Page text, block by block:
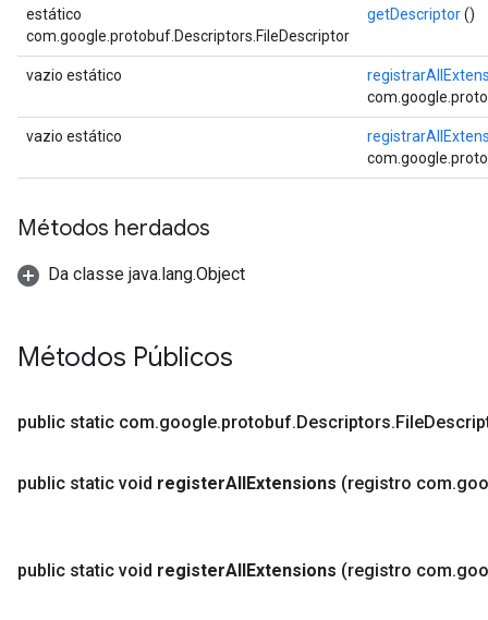
estático
com.google.protobuf.Descriptors.FileDescriptor
getDescriptor()
vazio estático
vazio estático
Métodos herdados
Da classe java.lang.Object
Métodos Públicos
public static com.google.protobuf.Descriptors.File
public static void registerAllExtensions (registro com.
public static void registerAllExtensions (registro com.